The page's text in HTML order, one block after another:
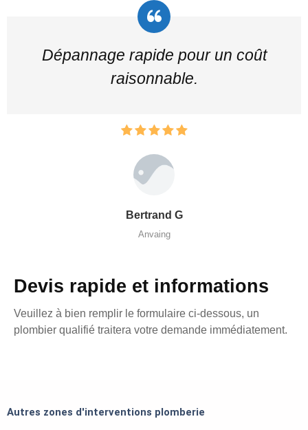
Dépannage rapide pour un coût
raisonnable.
Bertrand G
Anvaing
Devis rapide et informations
Veuillez à bien remplir le formulaire ci-dessous, un
plombier qualifié traitera votre demande immédiatement.
Autres zones d'interventions plomberie